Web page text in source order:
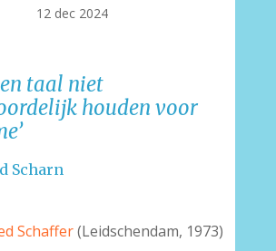
12 dec 2024
taal niet
houden voor
Scharn
Schaffer(Leidschendam, 1973)